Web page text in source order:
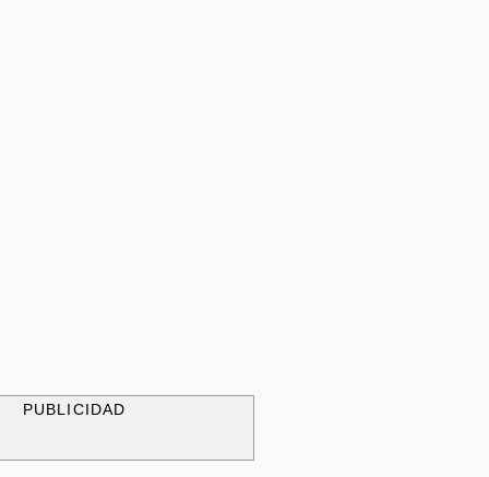
PUBLICIDAD